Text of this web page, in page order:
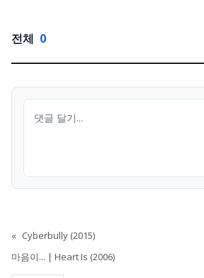
전체 0
« Cyberbully (2015)
마음이... | Heart Is (2006)